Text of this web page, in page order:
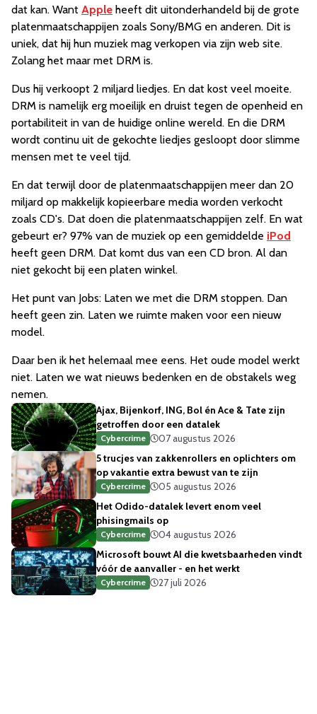
dat kan. Want Apple heeft dit uitonderhandeld bij de grote
platenmaatschappijen zoals Sony/BMG en anderen. Dit is
uniek, dat hij hun muziek mag verkopen via zijn web site.
Zolang het maar met DRM is.
Dus hij verkoopt 2 miljard liedjes. En dat kost veel moeite.
DRM is namelijk erg moeilijk en druist tegen de openheid en
portabiliteit in van de huidige online wereld. En die DRM
wordt continu uit de gekochte liedjes gesloopt door slimme
mensen met te veel tijd.
En dat terwijl door de platenmaatschappijen meer dan 20
miljard op makkelijk kopieerbare media worden verkocht
zoals CD's. Dat doen die platenmaatschappijen zelf. En wat
gebeurt er? 97% van de muziek op een gemiddelde iPod
heeft geen DRM. Dat komt dus van een CD bron. Al dan
niet gekocht bij een platen winkel.
Het punt van Jobs: Laten we met die DRM stoppen. Dan
heeft geen zin. Laten we ruimte maken voor een nieuw
model.
Daar ben ik het helemaal mee eens. Het oude model werkt
niet. Laten we wat nieuws bedenken en de obstakels weg
nemen.
Ajax, Bijenkorf, ING, Bol én Ace & Tate zijn
getroffen door een datalek
Cybercrime
07 augustus 2026
5 trucjes van zakkenrollers en oplichters om
op vakantie extra bewust van te zijn
Cybercrime
05 augustus 2026
Het Odido-datalek levert enom veel
phisingmails op
Cybercrime
04 augustus 2026
Microsoft bouwt AI die kwetsbaarheden vindt
vóór de aanvaller - en het werkt
Cybercrime 27 juli 2026